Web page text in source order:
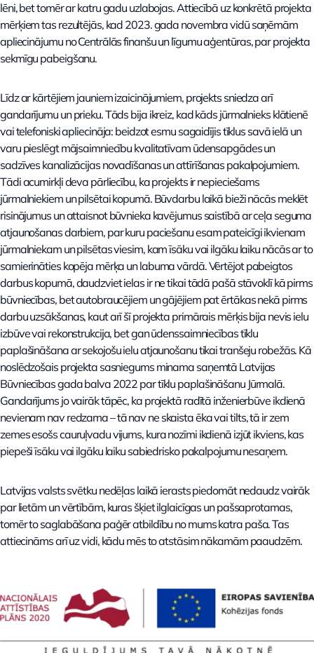
lēni, bet tomēr ar katru gadu uzlabojas. Attiecībā uz konkrētā projekta
mērķiem tas rezultējās, kad 2023. gada novembra vidū saņēmām
apliecinājumu no Centrālās finanšu un līgumu aģentūras, par projekta
sekmīgu pabeigšanu.
Līdz ar kārtējiem jauniem izaicinājumiem, projekts sniedza arī
gandarījumu un prieku. Tāds bija ikreiz, kad kāds jūrmalnieks klātienē
vai telefoniski apliecināja: beidzot esmu sagaidījis tīklus savā ielā un
varu pieslēgt mājsaimniecību kvalitatīvam ūdensapgādes un
sadzīves kanalizācijas novadīšanas un attīrīšanas pakalpojumiem.
Tādi acumirkļi deva pārliecību, ka projekts ir nepieciešams
jūrmalniekiem un pilsētai kopumā. Būvdarbu laikā bieži nācās meklēt
risinājumus un attaisnot būvnieka kavējumus saistībā ar ceļa seguma
atjaunošanas darbiem, par kuru paciešanu esam pateicīgi ikvienam
jūrmalniekam un pilsētas viesim, kam īsāku vai ilgāku laiku nācās ar to
samierināties kopēja mērķa un labuma vārdā. Vērtējot pabeigtos
darbus kopumā, daudzviet ielas ir ne tikai tādā pašā stāvoklī kā pirms
būvniecības, bet autobraucējiem un gājējiem pat ērtākas nekā pirms
darbu uzsākšanas, kaut arī šī projekta primārais mērķis bija nevis ielu
izbūve vai rekonstrukcija, bet gan ūdenssaimniecības tīklu
paplašināšana ar sekojošu ielu atjaunošanu tikai tranšeju robežās. Kā
noslēdzošais projekta sasniegums minama saņemtā Latvijas
Būvniecības gada balva 2022 par tīklu paplašināšanu Jūrmalā.
Gandarījums jo vairāk tāpēc, ka projektā radītā inženierbūve ikdienā
nevienam nav redzama – tā nav ne skaista ēka vai tilts, tā ir zem
zemes esošs cauruļvadu vijums, kura nozīmi ikdienā izjūt ikviens, kas
piepeši īsāku vai ilgāku laiku sabiedrisko pakalpojumu nesaņem.
Latvijas valsts svētku nedēļas laikā ierasts piedomāt nedaudz vairāk
par lietām un vērtībām, kuras šķiet ilglaicīgas un pašsaprotamas,
tomēr to saglabāšana paģēr atbildību no mums katra paša. Tas
attiecināms arī uz vidi, kādu mēs to atstāsim nākamām paaudzēm.